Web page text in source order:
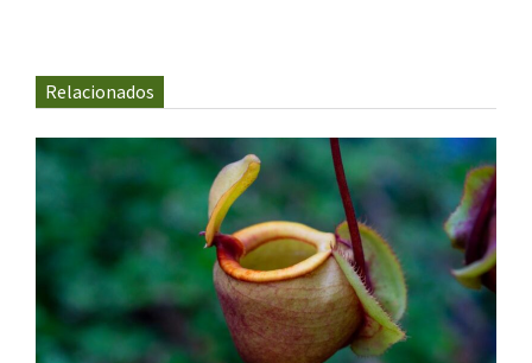
Relacionados